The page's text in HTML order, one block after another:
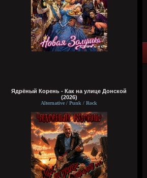
Ядрёный Корень - Как на улице Донской
(2026)
Alternative / Punk / Rock